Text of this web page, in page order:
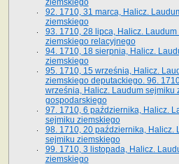
ziemskiego
92. 1710, 31 marca, Halicz.
ziemskiego
93. 1710, 28 lipca, Halicz. Laudum
ziemskiego relacyjnego
94. 1710, 18 sierpnia, Halicz.
ziemskiego
95. 1710, 15 września, Halicz.
ziemskiego deputackiego. 96.
września, Halicz. Laudum sejmiku
gospodarskiego
97. 1710, 6 października, Halicz.
sejmiku ziemskiego
98. 1710, 20 października, Halicz.
sejmiku ziemskiego
99. 1710, 3 listopada, Halicz.
ziemskiego